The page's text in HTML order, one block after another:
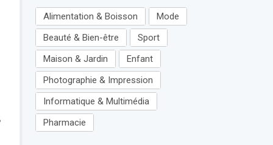
Alimentation & Boisson
Mode
Beauté & Bien-être
Sport
Maison & Jardin
Enfant
Photographie & Impression
Informatique & Multimédia
Pharmacie